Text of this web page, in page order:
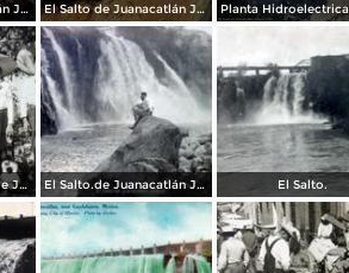
El Salto de Juanacatlán Jalisco 1946 El Salto de Juanacatlán Jalisco 1946
Mariachi de El Salto de Juanacatlán Jalisco El Salto.de Juanacatlán Jalisco El Salto.